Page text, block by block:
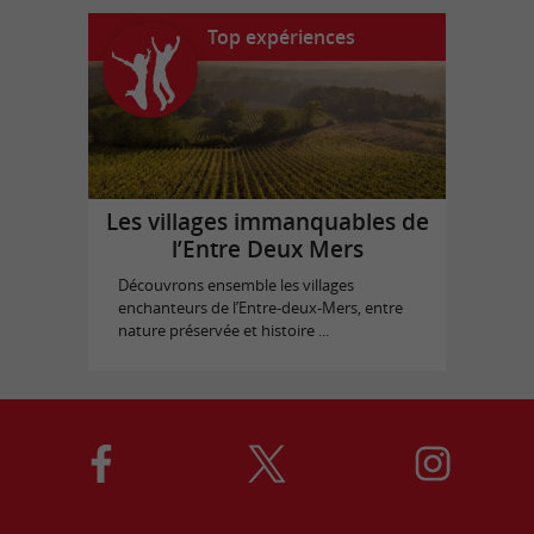
Top expériences
Les villages immanquables de
l’Entre Deux Mers
Découvrons ensemble les villages
enchanteurs de l’Entre-deux-Mers, entre
nature préservée et histoire ...